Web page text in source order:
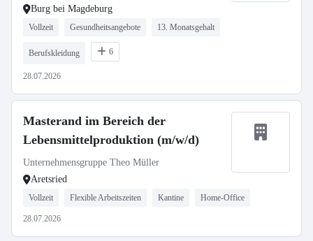
Burg bei Magdeburg
Vollzeit Gesundheitsangebote 13. Monatsgehalt
Berufskleidung 6
28.07.2026
Masterand im Bereich der
Lebensmittelproduktion (m/w/d)
Unternehmensgruppe Theo Müller
Aretsried
Vollzeit Flexible Arbeitszeiten Kantine Home-Office
28.07.2026